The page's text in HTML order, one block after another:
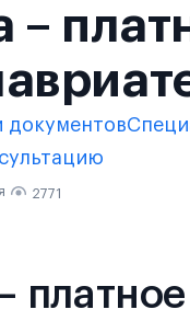
–
документов
2771